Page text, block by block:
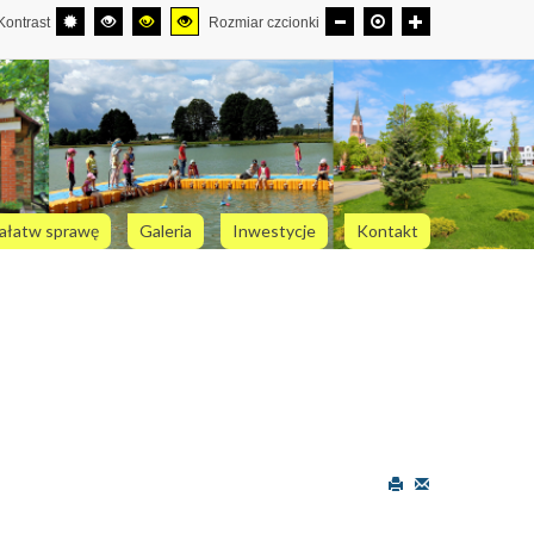
Rozmiar czcionki
sprawę Galeria Inwestycje Kontakt